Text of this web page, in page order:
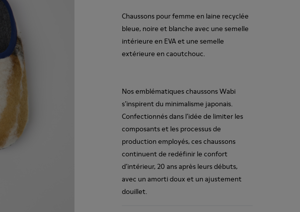
Chaussons pour femme en laine recyclée
bleue, noire et blanche avec une semelle
intérieure en EVA et une semelle
extérieure en caoutchouc.
Nos emblématiques chaussons Wabi
s’inspirent du minimalisme japonais.
Confectionnés dans l’idée de limiter les
composants et les processus de
production employés, ces chaussons
continuent de redéfinir le confort
d’intérieur, 20 ans après leurs débuts,
avec un amorti doux et un ajustement
douillet.